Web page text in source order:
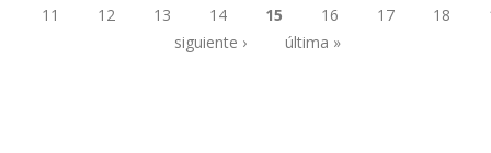
Páginas
11
12 13 14 15 16 17 18
siguiente ›
última »